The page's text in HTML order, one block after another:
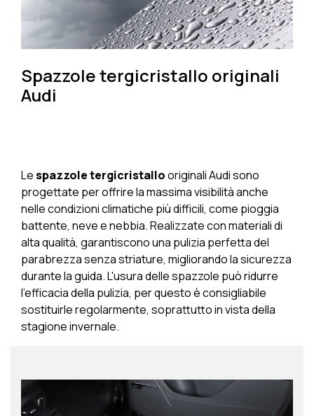
Spazzole tergicristallo originali
Audi
Lespazzole tergicristallooriginali Audi sono
progettate per offrire la massima visibilità anche
nelle condizioni climatiche più difficili, come pioggia
battente, neve e nebbia. Realizzate con materiali di
alta qualità, garantiscono una pulizia perfetta del
parabrezza senza striature, migliorando la sicurezza
durante la guida. L'usura delle spazzole può ridurre
l'efficacia della pulizia, per questo è consigliabile
sostituirle regolarmente, soprattutto in vista della
stagione invernale.